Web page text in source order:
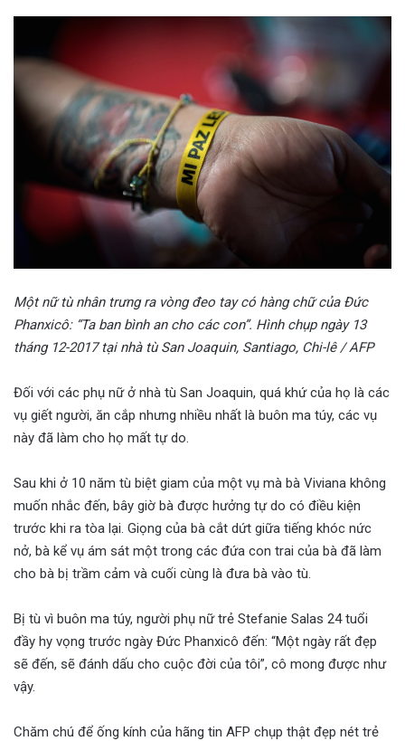
Một nữ tù nhân trưng ra vòng đeo tay có hàng chữ của Đức
Phanxicô: “Ta ban bình an cho các con”. Hình chụp ngày 13
tháng 12-2017 tại nhà tù San Joaquin, Santiago, Chi-lê / AFP
Đối với các phụ nữ ở nhà tù San Joaquin, quá khứ của họ là các
vụ giết người, ăn cắp nhưng nhiều nhất là buôn ma túy, các vụ
này đã làm cho họ mất tự do.
Sau khi ở 10 năm tù biệt giam của một vụ mà bà Viviana không
muốn nhắc đến, bây giờ bà được hưởng tự do có điều kiện
trước khi ra tòa lại. Giọng của bà cắt dứt giữa tiếng khóc nức
nở, bà kể vụ ám sát một trong các đứa con trai của bà đã làm
cho bà bị trầm cảm và cuối cùng là đưa bà vào tù.
Bị tù vì buôn ma túy, người phụ nữ trẻ Stefanie Salas 24 tuổi
đầy hy vọng trước ngày Đức Phanxicô đến: “Một ngày rất đẹp
sẽ đến, sẽ đánh dấu cho cuộc đời của tôi”, cô mong được như
vậy.
Chăm chú để ống kính của hãng tin AFP chụp thật đẹp nét trẻ